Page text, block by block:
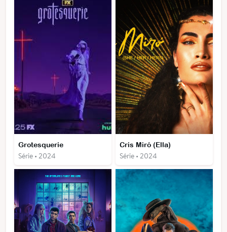
Grotesquerie
Série • 2024
Cris Miró (Ella)
Série • 2024